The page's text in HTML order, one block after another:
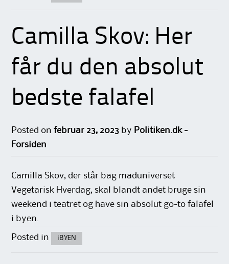
Camilla Skov: Her
får du den absolut
bedste falafel
Posted onfebruar 23, 2023 by Politiken.dk -
Forsiden
Camilla Skov, der står bag maduniverset
Vegetarisk Hverdag, skal blandt andet bruge sin
weekend i teatret og have sin absolut go-to falafel
i byen.
Posted in iBYEN